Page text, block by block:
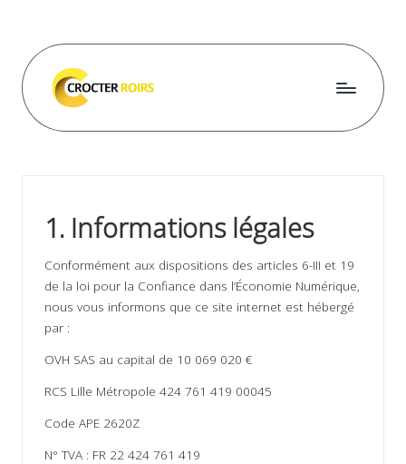
content
C
c
t
e
r
r
o
ir
s
1. Informations légales
Conformément aux dispositions des articles 6-III et 19
de la loi pour la Confiance dans l’Économie Numérique,
nous vous informons que ce site internet est hébergé
par :
OVH SAS au capital de 10 069 020 €
RCS Lille Métropole 424 761 419 00045
Code APE 2620Z
N° TVA : FR 22 424 761 419